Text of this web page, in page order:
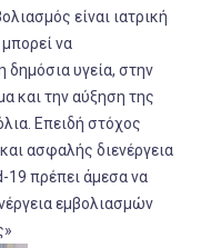
είναι ιατρική
να
δημόσια υγεία, στην
και την αύξηση της
Επειδή στόχος
ασφαλής διενέργεια
19 πρέπει άμεσα να
εμβολιασμών